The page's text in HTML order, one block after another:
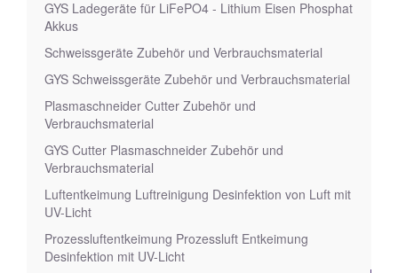
GYS Ladegeräte für LiFePO4 - Lithium Eisen Phosphat
Akkus
Schweissgeräte Zubehör und Verbrauchsmaterial
GYS Schweissgeräte Zubehör und Verbrauchsmaterial
Plasmaschneider Cutter Zubehör und
Verbrauchsmaterial
GYS Cutter Plasmaschneider Zubehör und
Verbrauchsmaterial
Luftentkeimung Luftreinigung Desinfektion von Luft mit
UV-Licht
Prozessluftentkeimung Prozessluft Entkeimung
Desinfektion mit UV-Licht